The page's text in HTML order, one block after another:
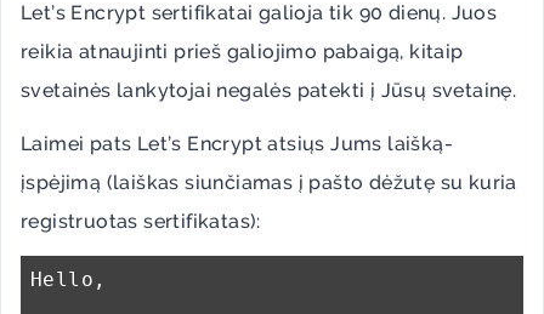
Let’s Encrypt sertifikatai galioja tik 90 dienų. Juos
reikia atnaujinti prieš galiojimo pabaigą, kitaip
svetainės lankytojai negalės patekti į Jūsų svetainę.
Laimei pats Let’s Encrypt atsiųs Jums laišką-
įspėjimą (laiškas siunčiamas į pašto dėžutę su kuria
registruotas sertifikatas):
Hello,